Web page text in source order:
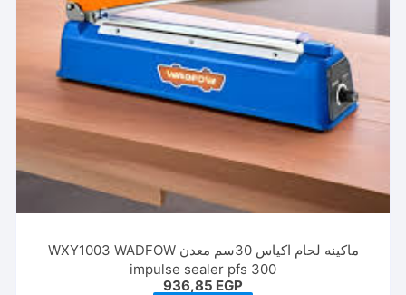
ماكينه لحام اكياس 30سم معدن WXY1003 WADFOW
impulse sealer pfs 300
936,85 EGP